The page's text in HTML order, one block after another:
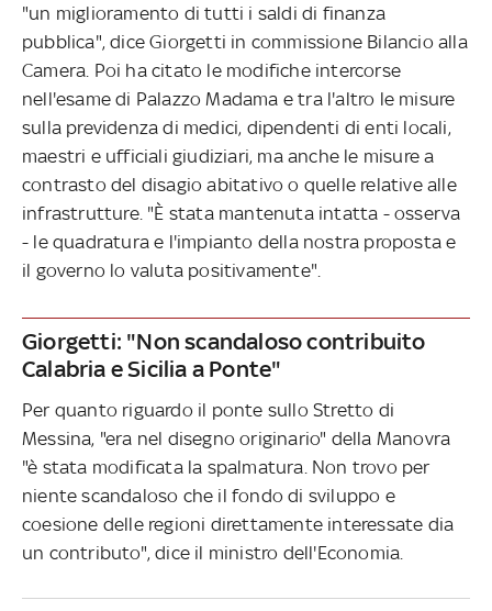
"un miglioramento di tutti i saldi di finanza
pubblica", dice Giorgetti in commissione Bilancio alla
Camera. Poi ha citato le modifiche intercorse
nell'esame di Palazzo Madama e tra l'altro le misure
sulla previdenza di medici, dipendenti di enti locali,
maestri e ufficiali giudiziari, ma anche le misure a
contrasto del disagio abitativo o quelle relative alle
infrastrutture. "È stata mantenuta intatta - osserva
- le quadratura e l'impianto della nostra proposta e
il governo lo valuta positivamente".
Giorgetti: "Non scandaloso contribuito
Calabria e Sicilia a Ponte"
Per quanto riguardo il ponte sullo Stretto di
Messina, "era nel disegno originario" della Manovra
"è stata modificata la spalmatura. Non trovo per
niente scandaloso che il fondo di sviluppo e
coesione delle regioni direttamente interessate dia
un contributo", dice il ministro dell'Economia.